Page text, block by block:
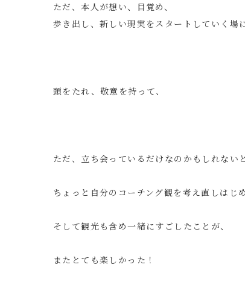
ただ、本人が想い、目覚め、
歩き出し、新しい現実をスタートしていく場に
頭をたれ、敬意を持って、
ただ、立ち会っているだけなのかもしれない
ちょっと自分のコーチング観を考え直しはじ
そして観光も含め一緒にすごしたことが、
またとても楽しかった！